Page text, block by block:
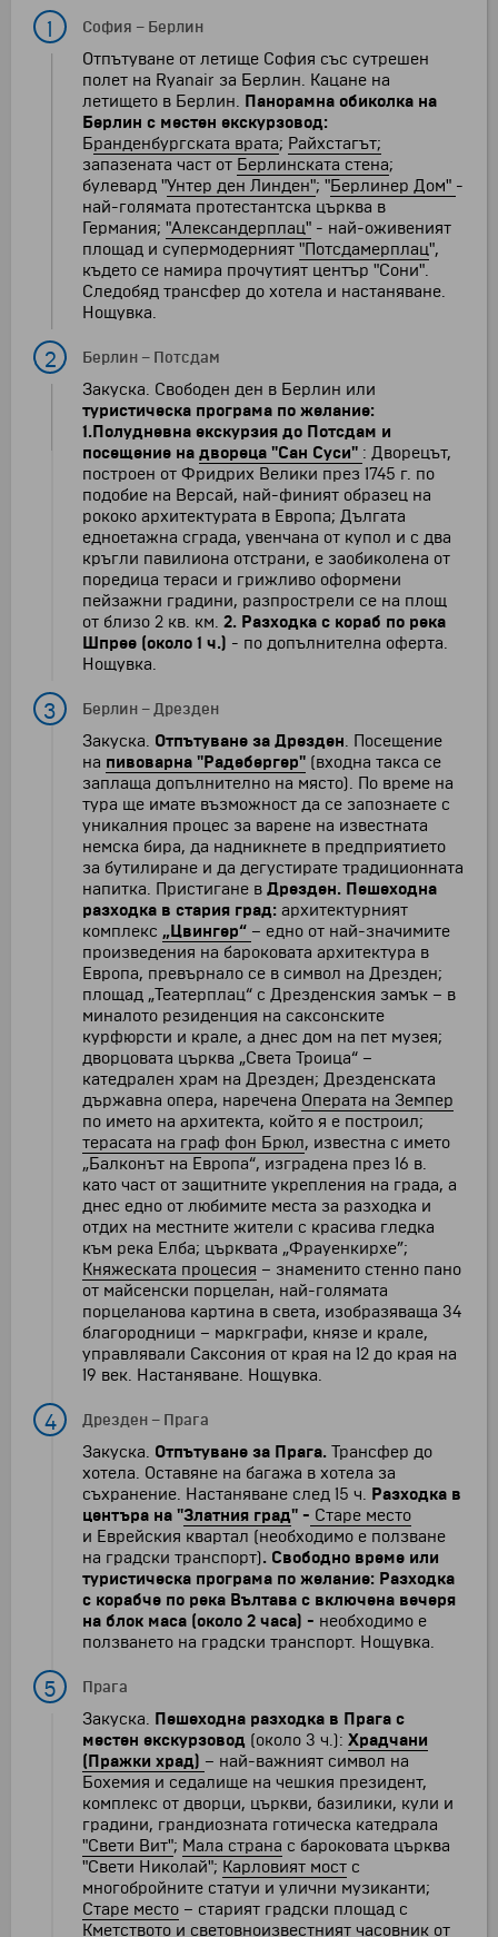
1 София – Берлин
Отпътуване от летище София със сутрешен
полет на Ryanair за Берлин. Кацане на
летището в Берлин. Панорамна обиколка на
Берлин с местен екскурзовод:
Бранденбургската врата; Райхстагът;
запазената част от Берлинската стена;
булевард "Унтер ден Линден"; "Берлинер Дом" -
най-голямата протестантска църква в
Германия; "Александерплац" - най-оживеният
площад и супермодерният "Потсдамерплац",
където се намира прочутият център "Сони".
Следобяд трансфер до хотела и настаняване.
Нощувка.
2 Берлин – Потсдам
Закуска. Свободен ден в Берлин или
туристическа програма по желание:
1.Полудневна екскурзия до Потсдам и
посещение на двореца "Сан Суси" : Дворецът,
построен от Фридрих Велики през 1745 г. по
подобие на Версай, най-финият образец на
рококо архитектурата в Европа; Дългата
едноетажна сграда, увенчана от купол и с два
кръгли павилиона отстрани, е заобиколена от
поредица тераси и грижливо оформени
пейзажни градини, разпрострели се на площ
от близо 2 кв. км. 2. Разходка с кораб по река
Шпрее (около 1 ч.) - по допълнителна оферта.
Нощувка.
3 Берлин –Дрезден
Закуска. Отпътуване за Дрезден. Посещение
на пивоварна "Радебергер" (входна такса се
заплаща допълнително на място). По време на
тура ще имате възможност да се запознаете с
уникалния процес за варене на известната
немска бира, да надникнете в предприятието
за бутилиране и да дегустирате традиционната
напитка. Пристигане в Дрезден. Пешеходна
разходка в стария град: архитектурният
комплекс „Цвингер“ – едно от най-значимите
произведения на бароковата архитектура в
Европа, превърнало се в символ на Дрезден;
площад „Театерплац“ с Дрезденския замък – в
миналото резиденция на саксонските
курфюрсти и крале, а днес дом на пет музея;
дворцовата църква „Света Троица“ –
катедрален храм на Дрезден; Дрезденската
държавна опера, наречена Операта на Земпер
по името на архитекта, който я е построил;
терасата на граф фон Брюл, известна с името
„Балконът на Европа“, изградена през 16 в.
като част от защитните укрепления на града, а
днес едно от любимите места за разходка и
отдих на местните жители с красива гледка
към река Елба; църквата „Фрауенкирхе”;
Княжеската процесия – знаменито стенно пано
от майсенски порцелан, най-голямата
порцеланова картина в света, изобразяваща 34
благородници – маркграфи, князе и крале,
управлявали Саксония от края на 12 до края на
19 век. Настаняване. Нощувка.
4 Дрезден – Прага
Закуска. Отпътуване за Прага. Трансфер до
хотела. Оставяне на багажа в хотела за
съхранение. Настаняване след 15 ч. Разходка в
центъра на "Златния град" - Старе место
и Еврейския квартал (необходимо е ползване
на градски транспорт). Свободно време или
туристическа програма по желание: Разходка
с корабче по река Вълтава с включена вечеря
на блок маса (около 2 часа) - необходимо е
ползването на градски транспорт. Нощувка.
5 Прага
Закуска. Пешеходна разходка в Прага с
местен екскурзовод (около 3 ч.): Храдчани
(Пражки храд) – най-важният символ на
Бохемия и седалище на чешкия президент,
комплекс от дворци, църкви, базилики, кули и
градини, грандиозната готическа катедралa
"Свети Вит"; Мала страна с бароковата църква
"Свети Николай"; Карловият мост с
многобройните статуи и улични музиканти;
Старе место – старият градски площад с
Кметството и световноизвестният часовник от